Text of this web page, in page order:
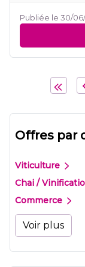
Publiée le 30/
Offres par
Viticulture
Chai /
Commerce
Voir plus